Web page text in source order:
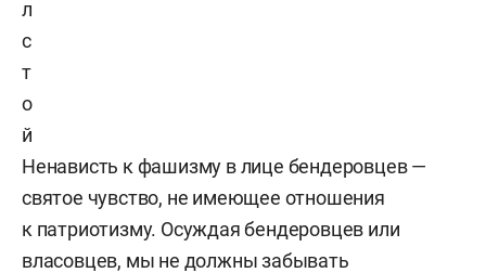
л
с
т
о
й
Ненависть к фашизму в лице бендеровцев —
святое чувство, не имеющее отношения
к патриотизму. Осуждая бендеровцев или
власовцев, мы не должны забывать